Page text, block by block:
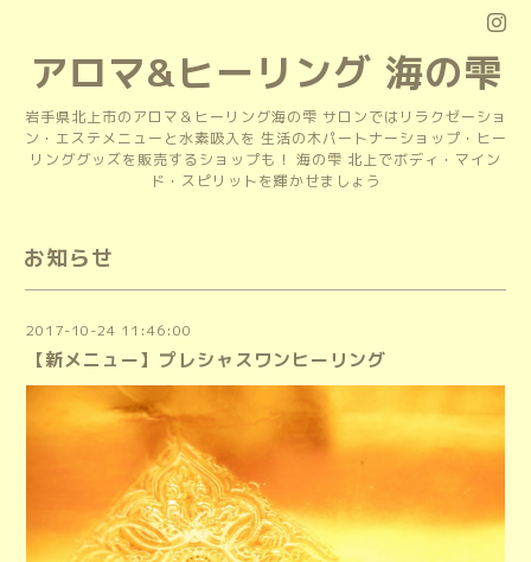
アロマ&ヒーリング 海の雫
岩手県北上市のアロマ＆ヒーリング海の雫 サロンではリラクゼーショ
ン・エステメニューと水素吸入を 生活の木パートナーショップ・ヒー
リンググッズを販売するショップも！ 海の雫 北上でボディ・マイン
ド・スピリットを輝かせましょう
お知らせ
2017-10-24 11:46:00
【新メニュー】プレシャスワンヒーリング